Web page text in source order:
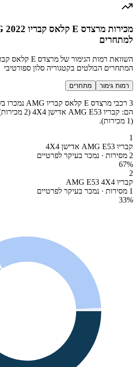
למתחרים
המתחרים הבולטים בקטגוריה סלון ספורטיבי
רמות גימור מתחרים
(1 מכירות).
1
קבריו AMG E53 אדישן 4X4
2 מסירות · נמכר בעיקר לפרטיים
67%
2
קבריו AMG E53 4X4
1 מסירות · נמכר בעיקר לפרטיים
33%